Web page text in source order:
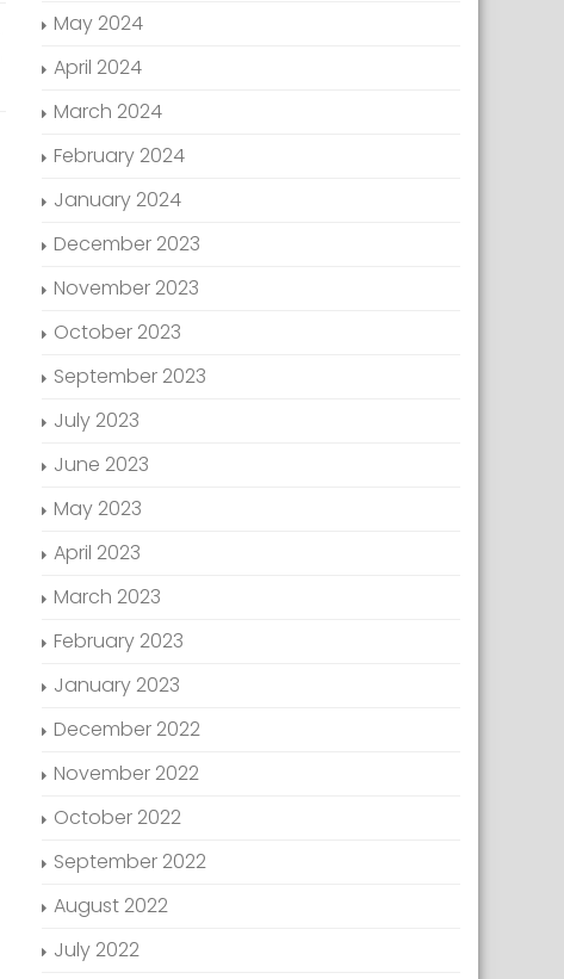
May 2024
April 2024
March 2024
February 2024
January 2024
December 2023
November 2023
October 2023
September 2023
July 2023
June 2023
May 2023
April 2023
March 2023
February 2023
January 2023
December 2022
November 2022
October 2022
September 2022
August 2022
July 2022